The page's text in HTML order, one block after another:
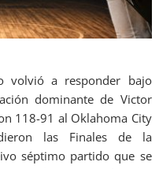
volvió a responder bajo
dominante de Victor
118-91 al Oklahoma City
las Finales de la
séptimo partido que se